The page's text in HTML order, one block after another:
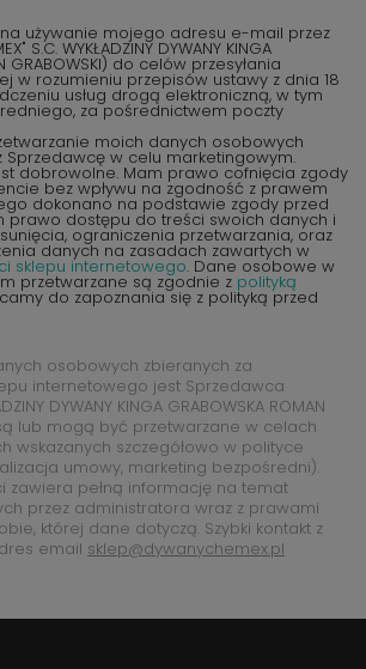
używanie mojego adresu e-mail przez
S.C. WYKŁADZINY DYWANY KINGA
GRABOWSKI) do celów przesyłania
w rozumieniu przepisów ustawy z dnia 18
usług drogą elektroniczną, w tym
za pośrednictwem poczty
moich danych osobowych
w celu marketingowym.
dobrowolne. Mam prawo cofnięcia zgody
bez wpływu na zgodność z prawem
dokonano na podstawie zgody przed
prawo dostępu do treści swoich danych i
ograniczenia przetwarzania, oraz
danych na zasadach zawartych w
sklepu internetowego. Dane osobowe w
przetwarzane są zgodnie z polityką
do zapoznania się z polityką przed
osobowych zbieranych za
internetowego jest Sprzedawca
DYWANY KINGA GRABOWSKA ROMAN
są lub mogą być przetwarzane w celach
wskazanych szczegółowo w polityce
umowy, marketing bezpośredni).
zawiera pełną informację na temat
przez administratora wraz z prawami
której dane dotyczą. Szybki kontakt z
email sklep@dywanychemex.pl